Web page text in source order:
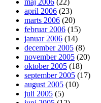
april 2006 (23)
marts 2006 (20)
februar 2006 (15)
januar 2006 (14)
december 2005 (8)
november 2005 (20)
oktober 2005 (18)
september 2005 (17)
august 2005 (10)
juli 2005 (5)